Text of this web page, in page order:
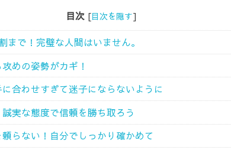
目次 [目次を隠す]
まで！完璧な人間はいません。
めの姿勢がカギ！
合わせすぎて迷子にならないように
実な態度で信頼を勝ち取ろう
らない！自分でしっかり確かめて